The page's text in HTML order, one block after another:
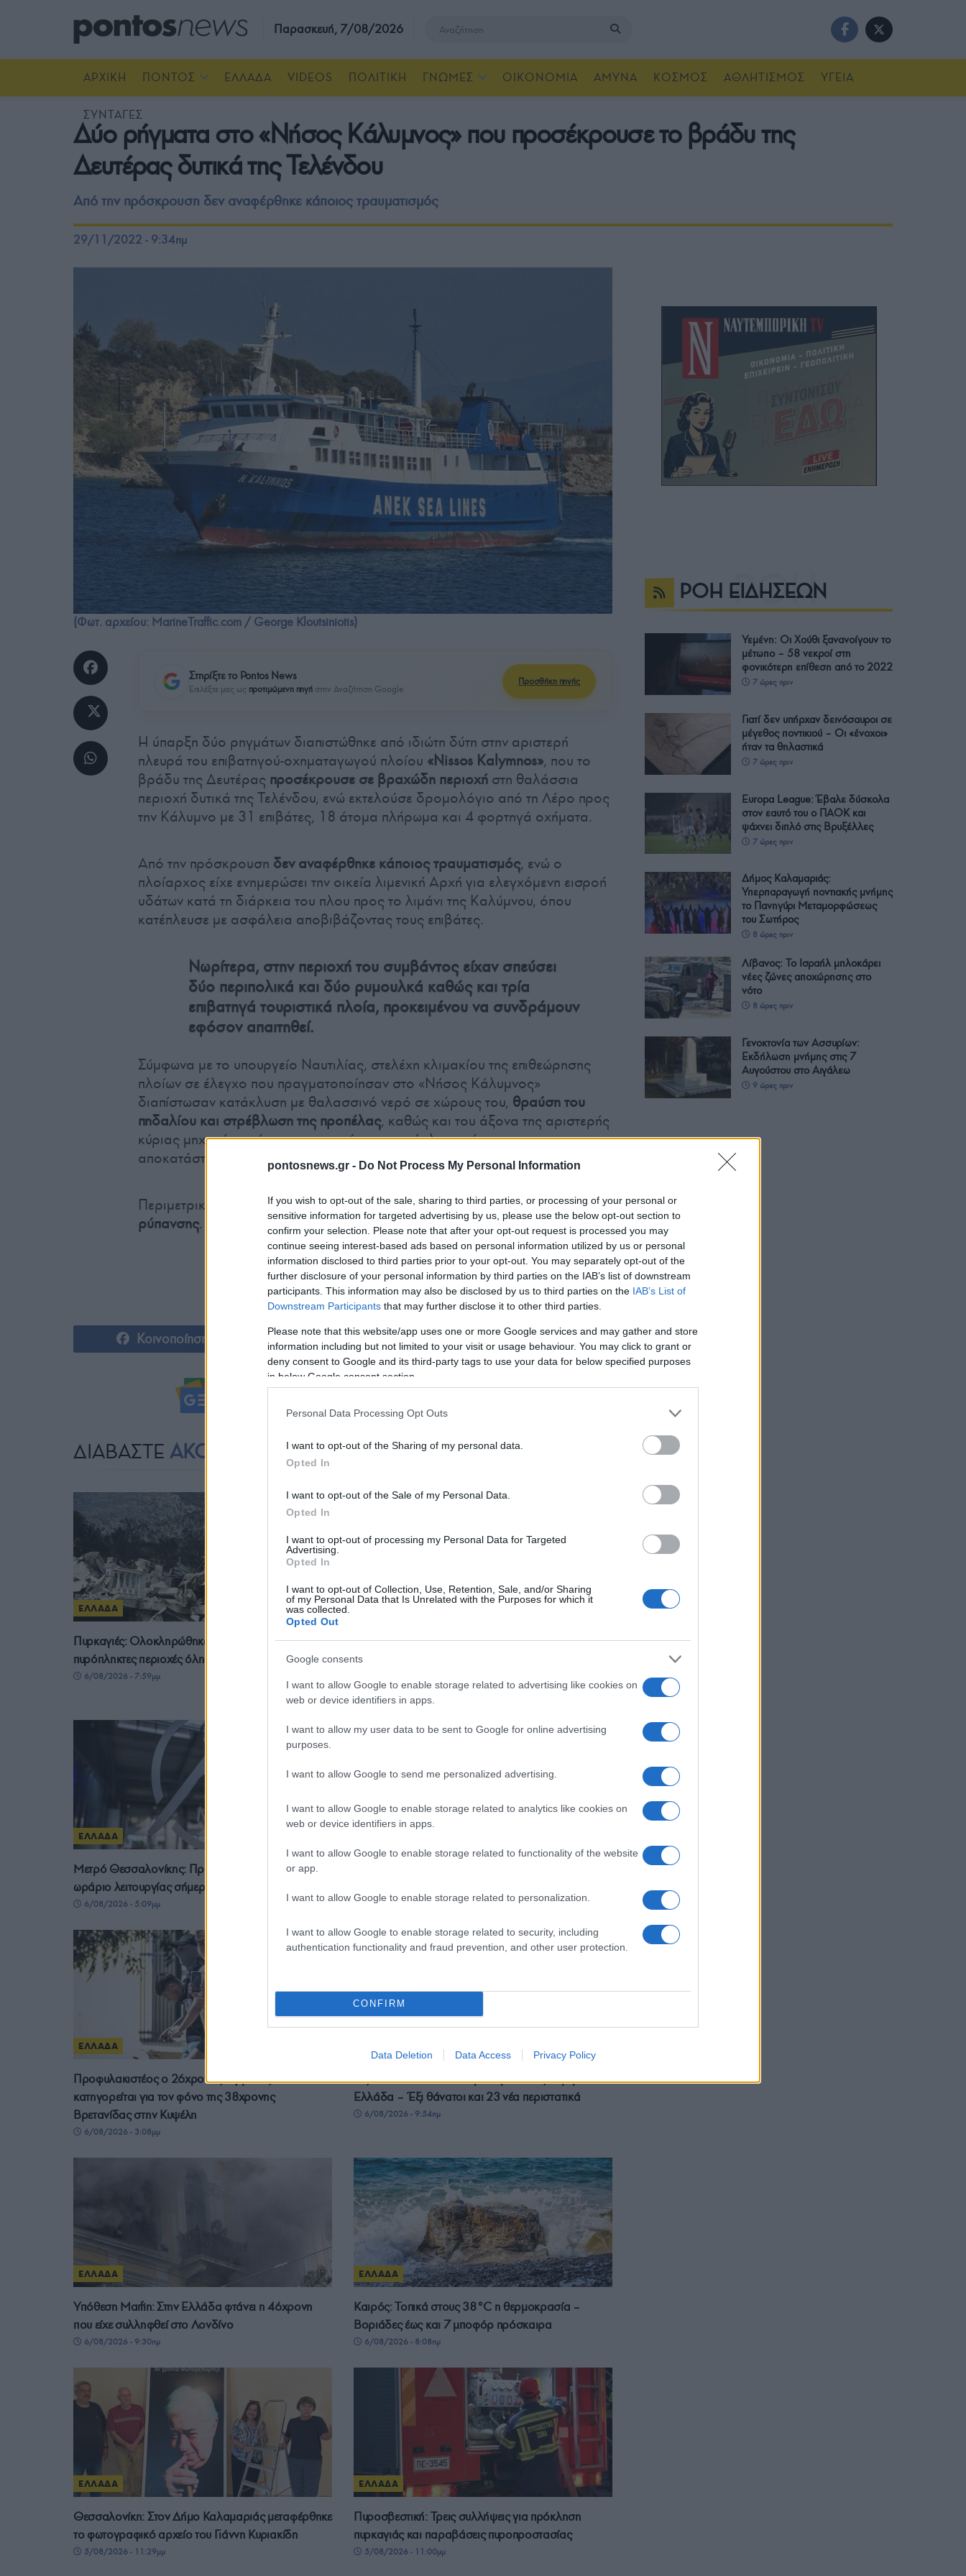
pontosnews.gr - Do Not Process My Personal Information
If you wish to opt-out of the sale, sharing to third parties, or processing of your personal or
sensitive information for targeted advertising by us, please use the below opt-out section to
confirm your selection. Please note that after your opt-out request is processed you may
continue seeing interest-based ads based on personal information utilized by us or personal
information disclosed to third parties prior to your opt-out. You may separately opt-out of the
further disclosure of your personal information by third parties on the IAB’s list of downstream
participants. This information may also be disclosed by us to third parties on the IAB’s List of
Downstream Participants that may further disclose it to other third parties.
Please note that this website/app uses one or more Google services and may gather and store
information including but not limited to your visit or usage behaviour. You may click to grant or
deny consent to Google and its third-party tags to use your data for below specified purposes
in below Google consent section.
Personal Data Processing Opt Outs
I want to opt-out of the Sharing of my personal data.
Opted In
I want to opt-out of the Sale of my Personal Data.
Opted In
I want to opt-out of processing my Personal Data for Targeted
Advertising.
Opted In
I want to opt-out of Collection, Use, Retention, Sale, and/or Sharing
of my Personal Data that Is Unrelated with the Purposes for which it
was collected.
Opted Out
Google consents
I want to allow Google to enable storage related to advertising like cookies on
web or device identifiers in apps.
I want to allow my user data to be sent to Google for online advertising
purposes.
I want to allow Google to send me personalized advertising.
I want to allow Google to enable storage related to analytics like cookies on
web or device identifiers in apps.
I want to allow Google to enable storage related to functionality of the website
or app.
I want to allow Google to enable storage related to personalization.
I want to allow Google to enable storage related to security, including
authentication functionality and fraud prevention, and other user protection.
CONFIRM
Data Deletion Data Access Privacy Policy
Παρασκευή, 7/08/2026
ΑΡΧΙΚΗ ΠΟΝΤΟΣ ΕΛΛΑΔΑ VIDEOS ΠΟΛΙΤΙΚΗ ΓΝΩΜΕΣ ΟΙΚΟΝΟΜΙΑ ΑΜΥΝΑ ΚΟΣΜΟΣ ΑΘΛΗΤΙΣΜΟΣ ΥΓΕΙΑ
ΣΥΝΤΑΓΕΣ
Δύο ρήγματα στο «Νήσος Κάλυμνος» που προσέκρουσε το βράδυ της
Δευτέρας δυτικά της Τελένδου
Από την πρόσκρουση δεν αναφέρθηκε κάποιος τραυματισμός
29/11/2022 - 9:34πμ
(Φωτ. αρχείου: MarineTraffic.com / George Kloutsiniotis)
Στηρίξτε το Pontos News
Επιλέξτε μας ως προτιμώμενη πηγή στην Αναζήτηση Google
Προσθήκη πηγής
Η ύπαρξη δύο ρηγμάτων διαπιστώθηκε από ιδιώτη δύτη στην αριστερή
πλευρά του επιβατηγού-οχηματαγωγού πλοίου «Nissos Kalymnos», που το
βράδυ της Δευτέρας προσέκρουσε σε βραχώδη περιοχή στη θαλάσσια
περιοχή δυτικά της Τελένδου, ενώ εκτελούσε δρομολόγιο από τη Λέρο προς
την Κάλυμνο με 31 επιβάτες, 18 άτομα πλήρωμα και 4 φορτηγά οχήματα.
Από την πρόσκρουση δεν αναφέρθηκε κάποιος τραυματισμός, ενώ ο
πλοίαρχος είχε ενημερώσει την οικεία λιμενική Αρχή για ελεγχόμενη εισροή
υδάτων κατά τη διάρκεια του πλου προς το λιμάνι της Καλύμνου, όπου
κατέπλευσε με ασφάλεια αποβιβάζοντας τους επιβάτες.
Νωρίτερα, στην περιοχή του συμβάντος είχαν σπεύσει
δύο περιπολικά και δύο ρυμουλκά καθώς και τρία
επιβατηγά τουριστικά πλοία, προκειμένου να συνδράμουν
εφόσον απαιτηθεί.
Σύμφωνα με το υπουργείο Ναυτιλίας, στελέχη κλιμακίου της επιθεώρησης
πλοίων σε έλεγχο που πραγματοποίησαν στο «Νήσος Κάλυμνος»
διαπίστωσαν κατάκλυση με θαλασσινό νερό σε χώρους του, θραύση του
πηδαλίου και στρέβλωση της προπέλας, καθώς και του άξονα της αριστερής
κύριας μηχανής, ενώ του απαγορεύτηκε ο απόπλους μέχρι την
αποκατάσταση των ζημιών.
Περιμετρικά του πλοίου έχει ποντιστεί πλωτό φράγμα για τηναποφυγή τυχόν
ρύπανσης.
Κοινοποίηση Tweet Send
Ακολουθήστε μας στοGoogle News
ΔΙΑΒΑΣΤΕ ΑΚΟΜΗ
ΕΛΛΑΔΑ
Πυρκαγιές: Ολοκληρώθηκαν 325 αυτοψίες της στις
πυρόπληκτες περιοχές όλης της χώρας
6/08/2026 - 7:59μμ
Άνω Λιόσια: Διαλευκάνθηκε η υπόθεση του
72χρονου που βρέθηκε νεκρός σε αυτοκίνητο – Δύο
6/08/2026 - 7:30μμ
ΕΛΛΑΔΑ
Μετρό Θεσσαλονίκης: Προσωρινές αλλαγές στο
ωράριο λειτουργίας σήμερα και αύριο
6/08/2026 - 5:09μμ 6/08/2026 - 3:33μμ
ΕΛΛΑΔΑ
Προφυλακιστέος ο 26χρονος Αφγανός που
κατηγορείται για τον φόνο της 38χρονης
Βρετανίδας στην Κυψέλη
6/08/2026 - 3:08μμ
Ιός Δυτικού Νείλου: 65 κρούσματα έως σήμερα στην
Ελλάδα – Έξι θάνατοι και 23 νέα περιστατικά
6/08/2026 - 9:54πμ
ΕΛΛΑΔΑ
Υπόθεση Μarfin: Στην Ελλάδα φτάνει η 46χρονη
που είχε συλληφθεί στο Λονδίνο
6/08/2026 - 9:30πμ
ΕΛΛΑΔΑ
Καιρός: Τοπικά στους 38°C η θερμοκρασία –
Βοριάδες έως και 7 μποφόρ πρόσκαιρα
6/08/2026 - 8:08πμ
ΕΛΛΑΔΑ
Θεσσαλονίκη: Στον Δήμο Καλαμαριάς μεταφέρθηκε
το φωτογραφικό αρχείο του Γιάννη Κυριακίδη
5/08/2026 - 11:29μμ
ΕΛΛΑΔΑ
Πυροσβεστική: Τρεις συλλήψεις για πρόκληση
πυρκαγιάς και παραβάσεις πυροπροστασίας
5/08/2026 - 11:00μμ
ΡΟΗ ΕΙΔΗΣΕΩΝ
Υεμένη: Οι Χούθι ξανανοίγουν το
μέτωπο – 58 νεκροί στη
φονικότερη επίθεση από το 2022
7 ώρες πριν
Γιατί δεν υπήρχαν δεινόσαυροι σε
μέγεθος ποντικιού – Οι «ένοχοι»
ήταν τα θηλαστικά
7 ώρες πριν
Europa League: Έβαλε δύσκολα
στον εαυτό του ο ΠΑΟΚ και
ψάχνει διπλό στις Βρυξέλλες
7 ώρες πριν
Δήμος Καλαμαριάς:
Υπερπαραγωγή ποντιακής μνήμης
το Πανηγύρι Μεταμορφώσεως
του Σωτήρος
8 ώρες πριν
Λίβανος: Το Ισραήλ μπλοκάρει
νέες ζώνες αποχώρησης στο
νότο
8 ώρες πριν
Γενοκτονία των Ασσυρίων:
Εκδήλωση μνήμης στις 7
Αυγούστου στο Αιγάλεω
9 ώρες πριν